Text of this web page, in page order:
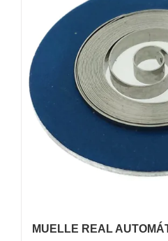
MUELLE REAL